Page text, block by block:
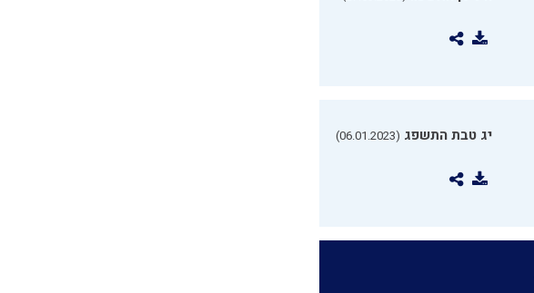
יג טבת התשפג (06.01.2023)